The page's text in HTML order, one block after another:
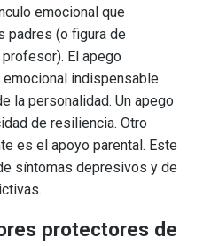
emocional que
padres (o figura de
El apego
indispensable
la personalidad. Un apego
de resiliencia. Otro
es el apoyo parental. Este
síntomas depresivos y de
protectores de